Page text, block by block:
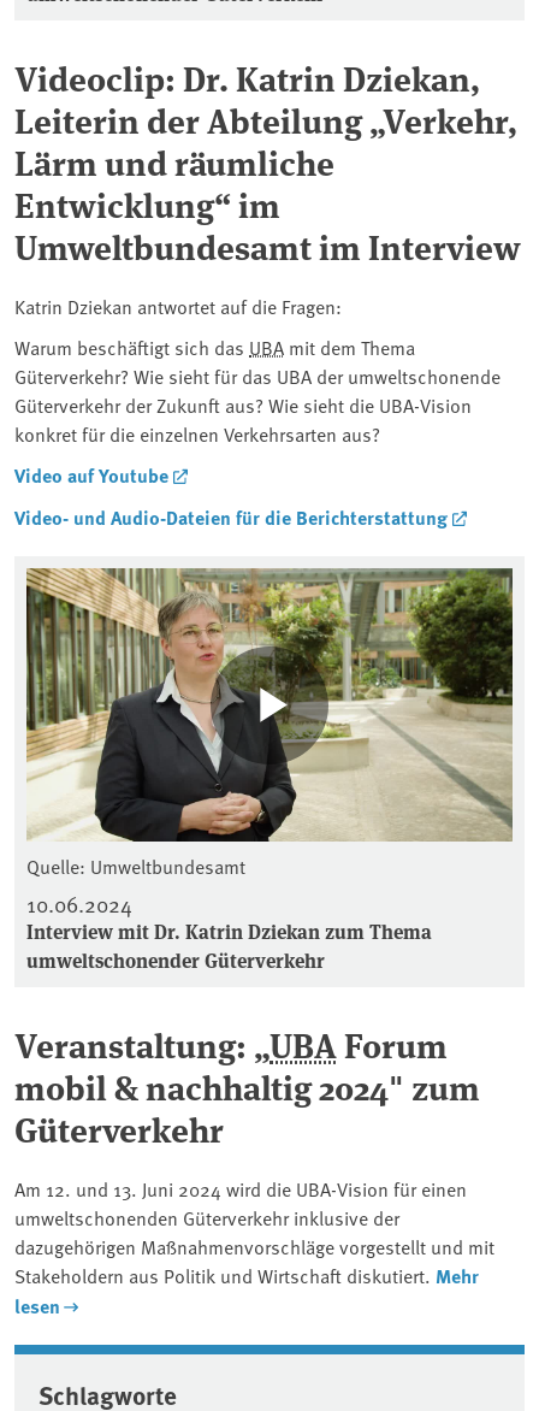
Videoclip: Dr. Katrin Dziekan,
Leiterin der Abteilung „Verkehr,
Lärm und räumliche
Entwicklung“ im
Umweltbundesamt im Interview
Katrin Dziekan antwortet auf die Fragen:
Warum beschäftigt sich das UBA mit dem Thema
Güterverkehr? Wie sieht für das UBA der umweltschonende
Güterverkehr der Zukunft aus? Wie sieht die UBA-Vision
konkret für die einzelnen Verkehrsarten aus?
Video auf Youtube
Video- und Audio-Dateien für die Berichterstattung
Quelle: Umweltbundesamt
10.06.2024
Interview mit Dr. Katrin Dziekan zum Thema
umweltschonender Güterverkehr
Veranstaltung: „UBAForum
mobil & nachhaltig 2024" zum
Güterverkehr
Am 12. und 13. Juni 2024 wird die UBA-Vision für einen
umweltschonenden Güterverkehr inklusive der
dazugehörigen Maßnahmenvorschläge vorgestellt und mit
Stakeholdern aus Politik und Wirtschaft diskutiert. Mehr
lesen
Schlagworte